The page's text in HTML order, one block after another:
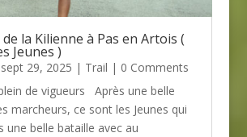
la Kilienne à Pas en Artois (
Jeunes )
29, 2025 | Trail | 0 Comments
de vigueurs Après une belle
marcheurs, ce sont les Jeunes qui
une belle bataille avec au